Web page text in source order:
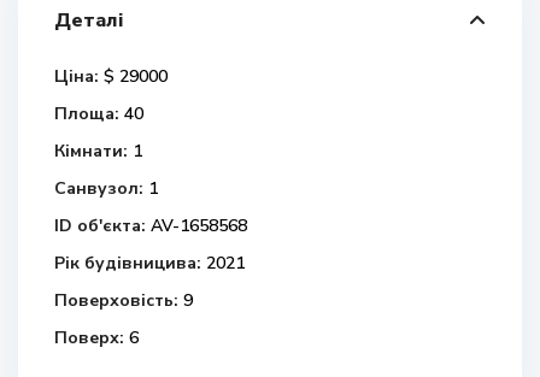
Деталі
Ціна: $ 29000
Площа: 40
Кімнати: 1
Санвузол: 1
ID об'єкта: AV-1658568
Рік будівницива: 2021
Поверховість: 9
Поверх: 6